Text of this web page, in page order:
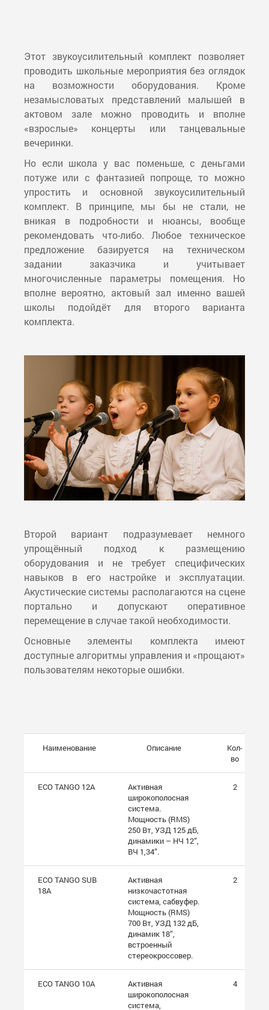
Этот звукоусилительный комплект позволяет
проводить школьные мероприятия без оглядок
на возможности оборудования. Кроме
незамысловатых представлений малышей в
актовом зале можно проводить и вполне
«взрослые» концерты или танцевальные
вечеринки.
Но если школа у вас поменьше, с деньгами
потуже или с фантазией попроще, то можно
упростить и основной звукоусилительный
комплект. В принципе, мы бы не стали, не
вникая в подробности и нюансы, вообще
рекомендовать что-либо. Любое техническое
предложение базируется на техническом
задании заказчика и учитывает
многочисленные параметры помещения. Но
вполне вероятно, актовый зал именно вашей
школы подойдёт для второго варианта
комплекта.
Второй вариант подразумевает немного
упрощённый подход к размещению
оборудования и не требует специфических
навыков в его настройке и эксплуатации.
Акустические системы располагаются на сцене
портально и допускают оперативное
перемещение в случае такой необходимости.
Основные элементы комплекта имеют
доступные алгоритмы управления и «прощают»
пользователям некоторые ошибки.
Наименование Описание
Кол-
во
ECO TANGO 12A
Активная
широкополосная
система.
Мощность (RMS)
250 Вт, УЗД 125 дБ,
динамики – НЧ 12”,
ВЧ 1,34”.
2
ECO TANGO SUB
18A
Активная
низкочастотная
система, сабвуфер.
Мощность (RMS)
700 Вт, УЗД 132 дБ,
динамик 18”,
встроенный
стереокроссовер.
2
ECO TANGO 10A
Активная
широкополосная
система,
4